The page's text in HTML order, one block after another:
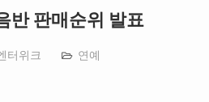
반 판매순위 발표
터위크 연예